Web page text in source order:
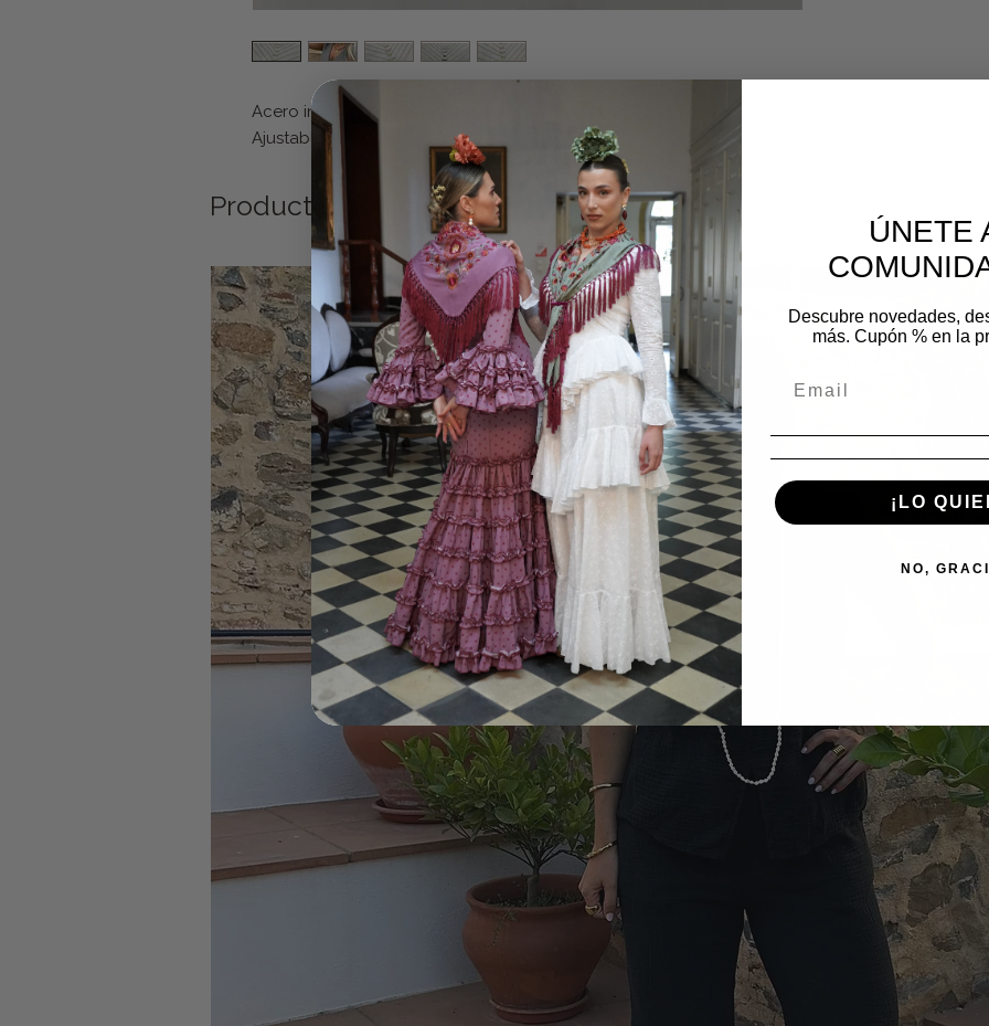
Acero inoxidable.
Ajustable.
Productos relacionados
ÚNETE
Descubre novedades,
más. Cupón % en la
¡LO
NO,